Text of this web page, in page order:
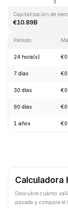
Capitalización de
€10.89B
Período
24 hora(s)
7 días
30 días
90 días
1 años
Calculadora
Descubre cuánto
pasada y compara el